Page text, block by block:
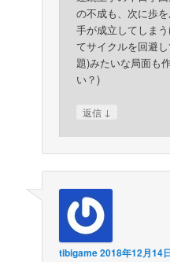
の不成も、次に歩
手が成立してしま
てサイクルを回避
題)みたいな局面も
い？)
返信 ↓
tibigame2018年12月14